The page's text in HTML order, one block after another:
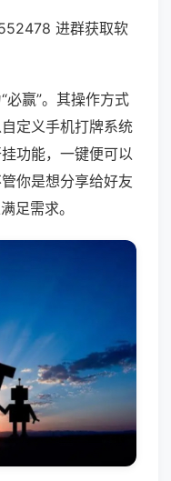
进群获取软
必赢”。其操作方式
定义手机打牌系统
功能，一键便可以
你是想分享给好友
足需求。